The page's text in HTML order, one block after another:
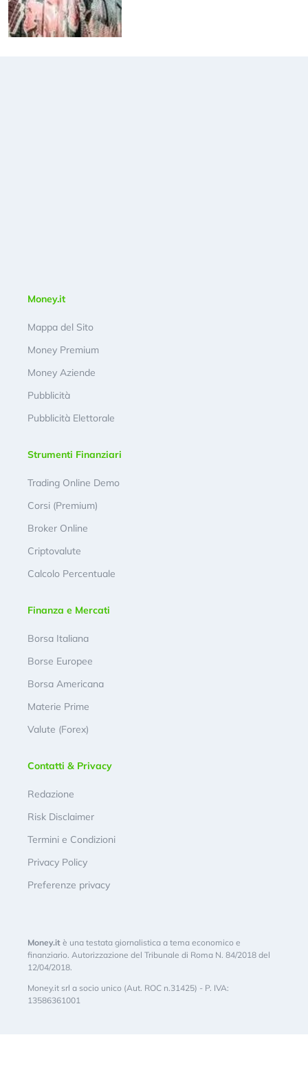
Money.it
Mappa del Sito
Money Premium
Money Aziende
Pubblicità
Pubblicità Elettorale
Strumenti Finanziari
Trading Online Demo
Corsi (Premium)
Broker Online
Criptovalute
Calcolo Percentuale
Finanza e Mercati
Borsa Italiana
Borse Europee
Borsa Americana
Materie Prime
Valute (Forex)
Contatti & Privacy
Redazione
Risk Disclaimer
Termini e Condizioni
Privacy Policy
Preferenze privacy
Money.it è una testata giornalistica a tema economico e
finanziario. Autorizzazione del Tribunale di Roma N. 84/2018 del
12/04/2018.
Money.it srl a socio unico (Aut. ROC n.31425) - P. IVA:
13586361001